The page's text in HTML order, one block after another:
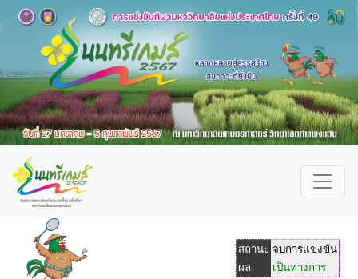
สถานะ จบการแข่งขัน
ผล
เป็นทางการ